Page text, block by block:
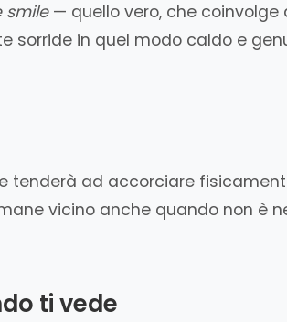
smile— quello vero, che coinvolge
sorride in quel modo caldo e
tenderà ad accorciare
vicino anche quando non è
ti vede